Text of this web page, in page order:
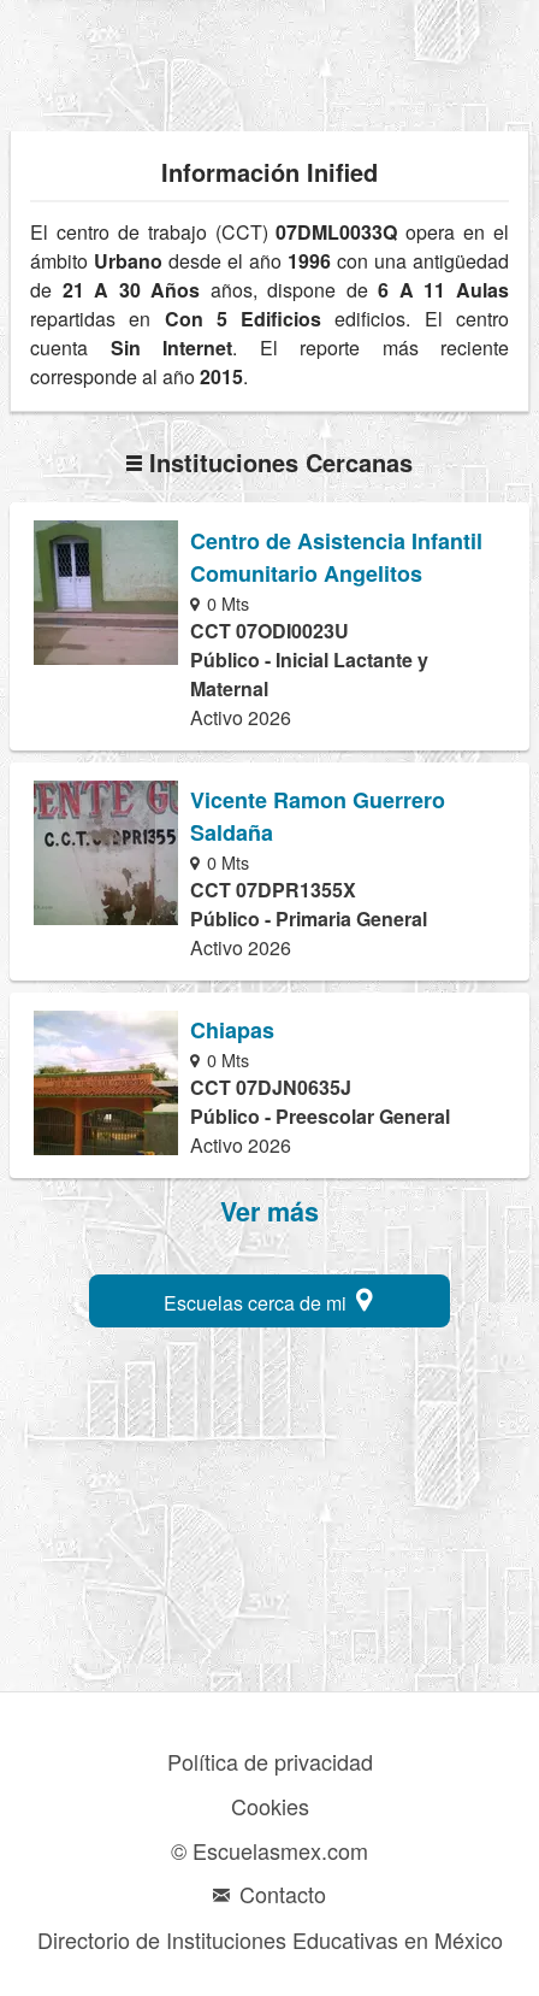
Información Inified
El centro de trabajo (CCT)07DML0033Q opera en el
ámbito Urbano desde el año 1996 con una antigüedad
de 21 A 30 Años años, dispone de6 A 11 Aulas
repartidas en Con 5 Edificios edificios. El centro
cuenta Sin Internet. El reporte más reciente
corresponde al año2015.
Instituciones Cercanas
Centro de Asistencia Infantil
Comunitario Angelitos
0 Mts
CCT 07ODI0023U
Público - Inicial Lactante y
Maternal
Activo 2026
Vicente Ramon Guerrero
Saldaña
0 Mts
CCT 07DPR1355X
Público - Primaria General
Activo 2026
Chiapas
0 Mts
CCT 07DJN0635J
Público - Preescolar General
Activo 2026
Ver más
Escuelas cerca de mi
Política de privacidad
Cookies
© Escuelasmex.com
Contacto
Directorio de Instituciones Educativas en México